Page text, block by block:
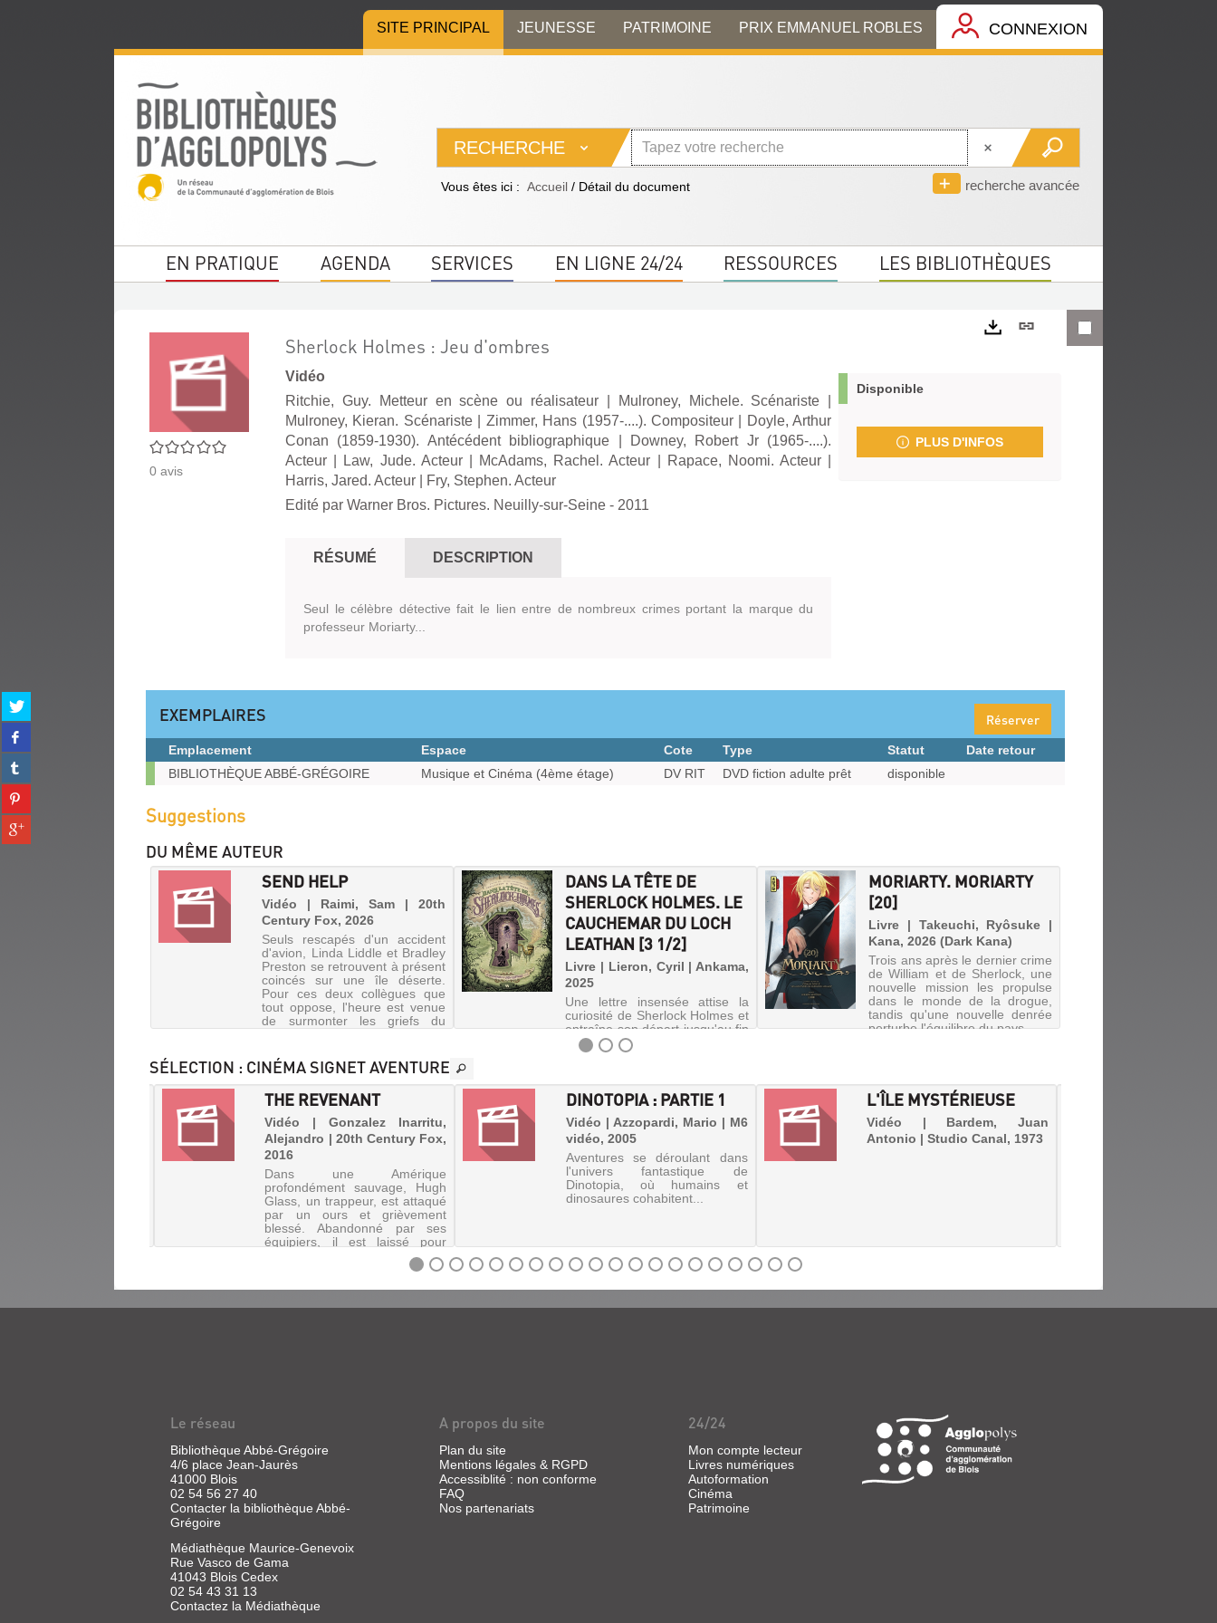
menu
contenu
la
SITE PRINCIPAL JEUNESSE PATRIMOINE PRIX EMMANUEL ROBLES CONNEXION
RECHERCHE
recherche avancée
Vous êtes ici : Accueil / Détail du document
EN PRATIQUE AGENDA SERVICES EN LIGNE 24/24 RESSOURCES LES BIBLIOTHÈQUES
Partager
sur
twitter
(Nouvelle
fenêtre)
Partager
sur
facebook
(Nouvelle
fenêtre)
Partager
sur
tumblr
(Nouvelle
fenêtre)
Partager
sur
pinterest
(Nouvelle
Partager
sur
0/5
0 avis
Sherlock Holmes : Jeu d'ombres
Vidéo
Ritchie, Guy. Metteur en scène ou réalisateur
Mulroney, Michele. Scénariste
Mulroney, Kieran. Scénariste| Zimmer, Hans (1957-....). Compositeur
Doyle, Arthur
Conan (1859-1930). Antécédent bibliographique
Downey, Robert Jr (1965-....).
Acteur
Law, Jude. Acteur| McAdams, Rachel. Acteur Rapace, Noomi. Acteur
Harris, Jared. Acteur
Fry, Stephen. Acteur
Edité par Warner Bros. Pictures. Neuilly-sur-Seine - 2011
RÉSUMÉ DESCRIPTION
Seul le célèbre détective fait le lien entre de nombreux crimes portant la marque du
professeur Moriarty...
Lien
Disponible
PLUS D'INFOS
EXEMPLAIRES Réserver
Exemplaires
Emplacement Espace Cote Type Statut
Date retour
BIBLIOTHÈQUE ABBÉ-GRÉGOIRE
Musique et Cinéma (4ème étage) DV RIT DVD fiction adulte prêt disponible
Suggestions
DU MÊME AUTEUR
DANS LA TÊTE DE
SHERLOCK HOLMES. LE
CAUCHEMAR DU LOCH
LEATHAN [3 1/2]
Livre | Lieron, Cyril | Ankama,
2025
Une lettre insensée attise la
curiosité de Sherlock Holmes et
entraîne son départ jusqu'au fin
fond de l'Ecosse. Le détective
et son fidèle ami le Dr Watson
méfiance, où semble rôder une
créature ...
MORIARTY. MORIARTY
[20]
Livre | Takeuchi, Ryôsuke |
Kana, 2026 (Dark Kana)
Trois ans après le dernier crime
de William et de Sherlock, une
nouvelle mission les propulse
dans le monde de la drogue,
tandis qu'une nouvelle denrée
perturbe l'équilibre du pays.
SEND HELP
Vidéo | Raimi, Sam | 20th
Century Fox, 2026
Seuls rescapés d'un accident
d'avion, Linda Liddle et Bradley
Preston se retrouvent à présent
coincés sur une île déserte.
Pour ces deux collègues que
tout oppose, l'heure est venue
de surmonter les griefs du
DANS
LA
HOLMES.
CAUCHEMAR
DU
Livre
Lieron,
Cyril
Ankama,
2025
lettre
insensée
attise
curiosité
de
SÉLECTION : CINÉMA SIGNET AVENTURE
DINOTOPIA : PARTIE 1
Vidéo | Azzopardi, Mario | M6
vidéo, 2005
Aventures se déroulant dans
l'univers fantastique de
Dinotopia, où humains et
dinosaures cohabitent...
L'ÎLE MYSTÉRIEUSE
Vidéo | Bardem, Juan
Antonio | Studio Canal, 1973
THE REVENANT
Vidéo | Gonzalez Inarritu,
Alejandro | 20th Century Fox,
2016
Dans une Amérique
profondément sauvage, Hugh
Glass, un trappeur, est attaqué
par un ours et grièvement
blessé. Abandonné par ses
équipiers, il est laissé pour
mort. Mais Glass refuse de
mourir. Seul, armé de sa
Vidéo
Azzopardi,
Mario
M6
vidéo,
Aventures
se
déroulant
dans
l'univers
Le réseau
Bibliothèque Abbé-Grégoire
4/6 place Jean-Jaurès
41000 Blois
02 54 56 27 40
Contacter la bibliothèque Abbé-
Grégoire
Médiathèque Maurice-Genevoix
Rue Vasco de Gama
41043 Blois Cedex
02 54 43 31 13
Contactez la Médiathèque
A propos du site
Plan du site
Mentions légales & RGPD
Accessiblité : non conforme
FAQ
Nos partenariats
24/24
Mon compte lecteur
Livres numériques
Autoformation
Cinéma
Patrimoine